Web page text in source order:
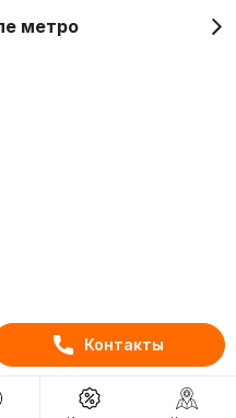
Контакты
метро